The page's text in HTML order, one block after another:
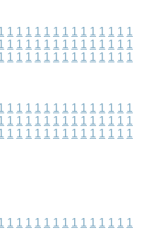
1 1 1 1 1 1 1 1 1 1 1 1 1 1
1 1 1 1 1 1 1 1 1 1 1 1 1 1
1 1 1 1 1 1 1 1 1 1 1 1 1 1
1 1 1 1 1 1 1 1 1 1 1 1 1 1
1 1 1 1 1 1 1 1 1 1 1 1 1 1
1 1 1 1 1 1 1 1 1 1 1 1 1 1
1 1 1 1 1 1 1 1 1 1 1 1 1 1